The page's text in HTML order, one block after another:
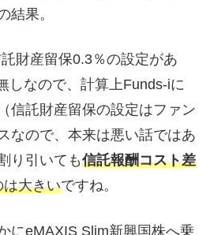
結果。
財産留保0.3％の設定があ
しなので、計算上Funds-iに
信託財産留保の設定はファン
なので、本来は悪い話ではあ
り引いても信託報酬コスト差
は大きいですね。
にeMAXIS Slim新興国株へ乗